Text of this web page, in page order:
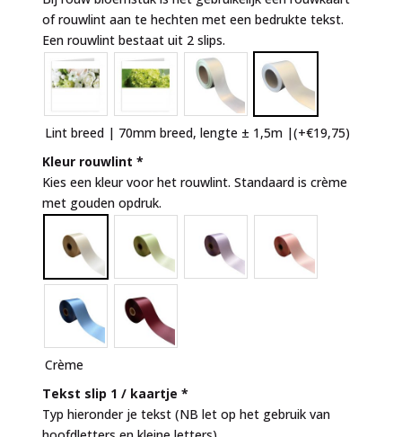
of rouwlint aan te hechten met een bedrukte tekst.
Een rouwlint bestaat uit 2 slips.
Lint breed | 70mm breed, lengte ± 1,5m |(+€19,75)
Kleur rouwlint *
Kies een kleur voor het rouwlint. Standaard is crème
met gouden opdruk.
Crème
Tekst slip 1 / kaartje *
Typ hieronder je tekst (NB let op het gebruik van